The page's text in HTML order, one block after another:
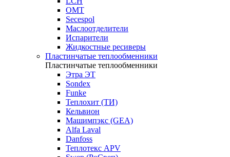
OMT
Secespol
Маслоотделители
Испарители
Жидкостные ресиверы
Пластинчатые теплообменники
Пластинчатые теплообменники
Этра ЭТ
Sondex
Funke
Теплохит (ТИ)
Кельвион
Машимпэкс (GEA)
Alfa Laval
Danfoss
Теплотекс APV